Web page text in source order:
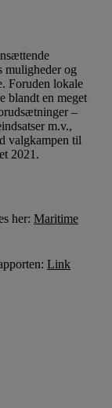
muligheder og
Foruden lokale
blandt en meget
–
m.v.,
valgkampen til
2021.
her: Maritime
Link